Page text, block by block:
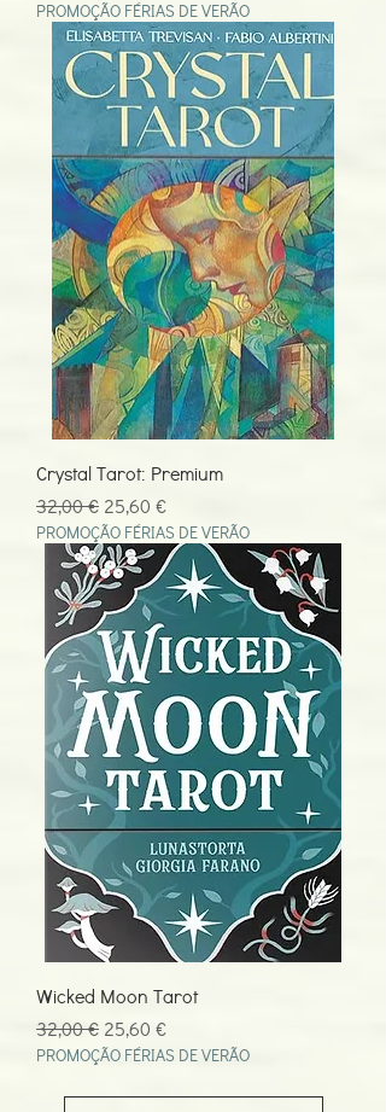
PROMOÇÃO FÉRIAS DE VERÃO
Crystal Tarot: Premium
Preço normal
32,00 € Preço promocional
25,60 €
PROMOÇÃO FÉRIAS DE VERÃO
Wicked Moon Tarot
Preço normal
32,00 € Preço promocional
25,60 €
PROMOÇÃO FÉRIAS DE VERÃO